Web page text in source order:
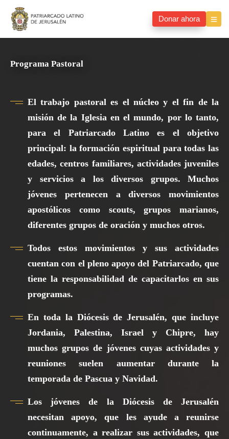
Donar ahora
Programa Pastoral
El trabajo pastoral es el núcleo y el fin de la
misión de la Iglesia en el mundo, por lo tanto,
para el Patriarcado Latino es el objetivo
principal: la formación espiritual para todas las
edades, centros familiares, actividades juveniles
y servicios a los diversos grupos. Muchos
jóvenes pertenecen a diversos movimientos
apostólicos como scouts, grupos marianos,
diferentes grupos de oración y muchos otros.
Todos estos movimientos y sus actividades
cuentan con el pleno apoyo del Patriarcado, que
tiene la responsabilidad de capacitarlos en sus
programas.
En toda la Diócesis de Jerusalén, que incluye
Jordania, Palestina, Israel y Chipre, hay
muchos grupos de jóvenes cuyas actividades y
reuniones suelen aumentar durante la
temporada de Pascua y Navidad.
Los jóvenes de la Diócesis de Jerusalén
necesitan apoyo, que les ayude a reunirse
continuamente, a realizar sus actividades, que